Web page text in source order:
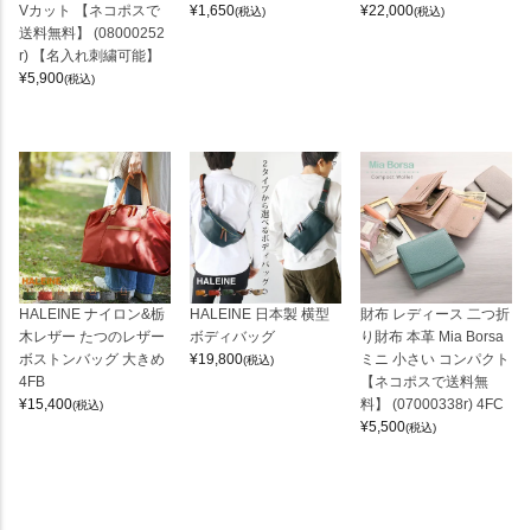
Vカット 【ネコポスで
送料無料】 (08000252
r) 【名入れ刺繍可能】
¥5,900(税込)
¥1,650(税込)
¥22,000(税込)
HALEINE ナイロン&栃
木レザー たつのレザー
ボストンバッグ 大きめ
4FB
¥15,400(税込)
HALEINE 日本製 横型
ボディバッグ
¥19,800(税込)
財布 レディース 二つ折
り財布 本革 Mia Borsa
ミニ 小さい コンパクト
【ネコポスで送料無
料】 (07000338r) 4FC
¥5,500(税込)